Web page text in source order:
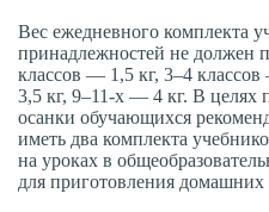
Вес ежедневного комплекта
принадлежностей не должен
классов — 1,5 кг, 3–4
3,5 кг, 9–11-х — 4 кг. В целях
осанки обучающихся
иметь два комплекта
на уроках в
для приготовления домашних